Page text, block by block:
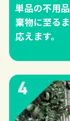
単品の不用
棄物に至る
応えます。